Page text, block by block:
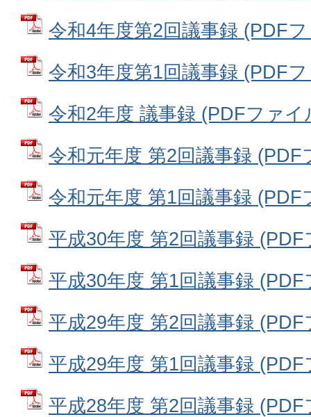
令和4年度第2回議事録 (PDF
令和3年度第1回議事録 (PDF
令和2年度 議事録 (PDFファイ
令和元年度 第2回議事録
令和元年度 第1回議事録
平成30年度 第2回議事録
平成30年度 第1回議事録
平成29年度 第2回議事録
平成29年度 第1回議事録
平成28年度 第2回議事録